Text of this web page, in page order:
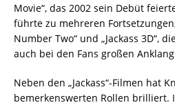
Movie“, das 2002 sein Debüt
führte zu mehreren
Number Two“ und „Jackass 3D“,
auch bei den Fans großen
Neben den „Jackass“-Filmen hat
bemerkenswerten Rollen brilliert.